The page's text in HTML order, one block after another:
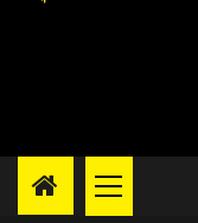
Primary
Menu